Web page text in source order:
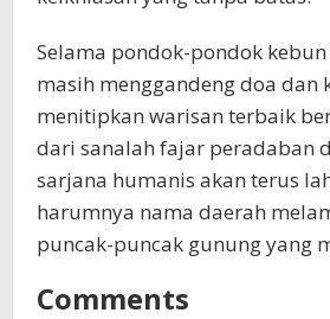
Selama pondok-pondok
masih menggandeng doa dan
menitipkan warisan terbaik
dari sanalah fajar peradaban
sarjana humanis akan terus
harumnya nama daerah
puncak-puncak gunung yang
Comments